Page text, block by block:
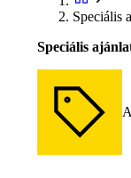
Speciális
Speciális